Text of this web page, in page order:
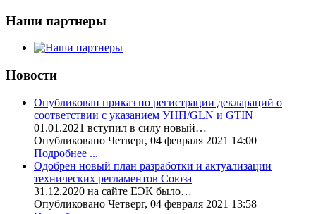
Наши партнеры
Новости
Опубликован приказ по регистрации деклараций о
соответствии с указанием УНП/GLN и GTIN
01.01.2021 вступил в силу новый…
Опубликовано Четверг, 04 февраля 2021 14:00
Подробнее ...
Одобрен новый план разработки и актуализации
технических регламентов Союза
31.12.2020 на сайте ЕЭК было…
Опубликовано Четверг, 04 февраля 2021 13:58